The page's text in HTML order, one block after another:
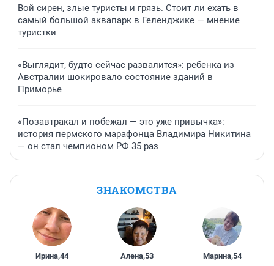
Вой сирен, злые туристы и грязь. Стоит ли ехать в
самый большой аквапарк в Геленджике — мнение
туристки
«Выглядит, будто сейчас развалится»: ребенка из
Австралии шокировало состояние зданий в
Приморье
«Позавтракал и побежал — это уже привычка»:
история пермского марафонца Владимира Никитина
— он стал чемпионом РФ 35 раз
ЗНАКОМСТВА
Ирина,44 Алена,53 Марина,54